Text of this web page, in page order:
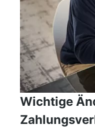
Wichtige